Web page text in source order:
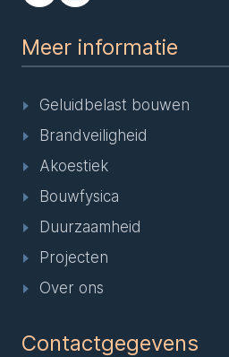
Meer informatie
Geluidbelast bouwen
Brandveiligheid
Akoestiek
Bouwfysica
Duurzaamheid
Projecten
Over ons
Contactgegevens